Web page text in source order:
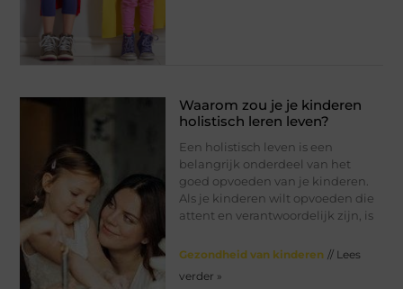
Waarom zou je je kinderen
holistisch leren leven?
Een holistisch leven is een
belangrijk onderdeel van het
goed opvoeden van je kinderen.
Als je kinderen wilt opvoeden die
attent en verantwoordelijk zijn, is
Gezondheid van kinderen // Lees
verder »